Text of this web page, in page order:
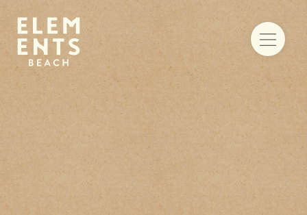
Food & drinks
Iets te vieren
Trouwen aan zee